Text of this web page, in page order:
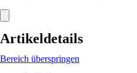
Artikeldetails
Bereich überspringen